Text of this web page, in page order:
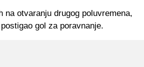
na otvaranju drugog poluvremena,
gol za poravnanje.